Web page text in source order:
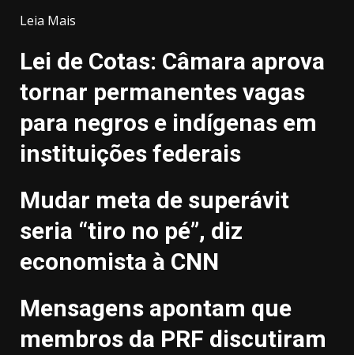
Leia Mais
Lei de Cotas: Câmara aprova
tornar permanentes vagas
para negros e indígenas em
instituições federais
Mudar meta de superávit
seria “tiro no pé”, diz
economista à CNN
Mensagens apontam que
membros da PRF discutiram